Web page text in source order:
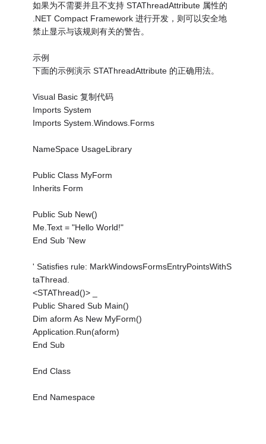
如果为不需要并且不支持 STAThreadAttribute 属性的
.NET Compact Framework 进行开发，则可以安全地
禁止显示与该规则有关的警告。
示例
下面的示例演示 STAThreadAttribute 的正确用法。
Visual Basic 复制代码
Imports System
Imports System.Windows.Forms
NameSpace UsageLibrary
Public Class MyForm
Inherits Form
Public Sub New()
Me.Text = "Hello World!"
End Sub 'New
' Satisfies rule: MarkWindowsFormsEntryPointsWithS
taThread.
<STAThread()> _
Public Shared Sub Main()
Dim aform As New MyForm()
Application.Run(aform)
End Sub
End Class
End Namespace